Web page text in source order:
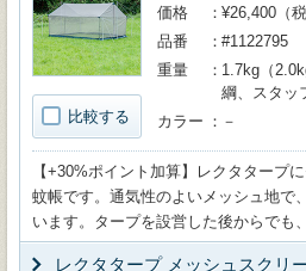
比較する
価格
¥26,400（税
品番
#1122795
重量
1.7kg（
綱、スタッ
カラー
－
【+30%ポイント加算】レクタタープ
蚊帳です。通気性のよいメッシュ地で
います。タープを設営した後からでも
レクタタープ メッシュスクリ